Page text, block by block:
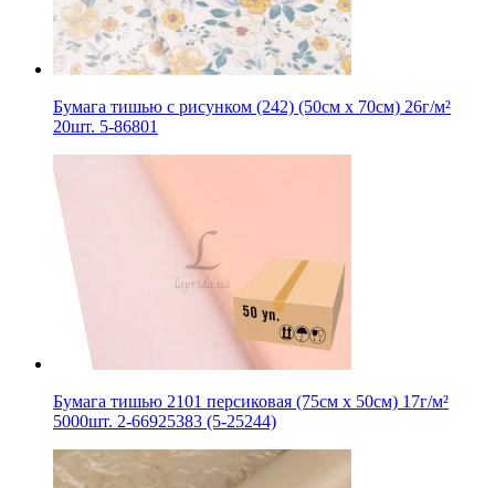
Бумага тишью с рисунком (242) (50см х 70см) 26г/м²
20шт. 5-86801
Бумага тишью 2101 персиковая (75см х 50см) 17г/м²
5000шт. 2-66925383 (5-25244)